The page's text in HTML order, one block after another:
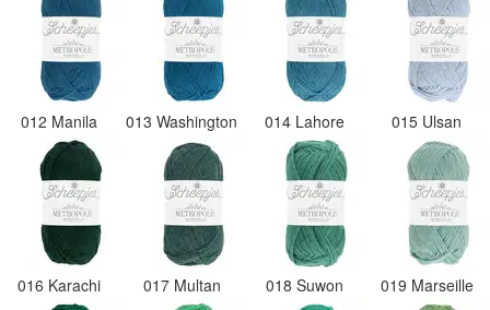
012 Manila 013 Washington 014 Lahore 015 Ulsan
016 Karachi 017 Multan 018 Suwon 019 Marseille